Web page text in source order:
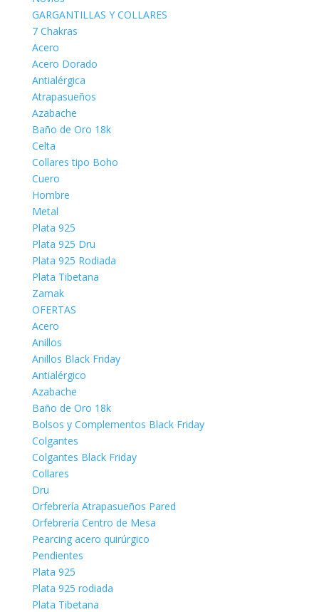
GARGANTILLAS Y COLLARES
7 Chakras
Acero
Acero Dorado
Antialérgica
Atrapasueños
Azabache
Baño de Oro 18k
Celta
Collares tipo Boho
Cuero
Hombre
Metal
Plata 925
Plata 925 Dru
Plata 925 Rodiada
Plata Tibetana
Zamak
OFERTAS
Acero
Anillos
Anillos Black Friday
Antialérgico
Azabache
Baño de Oro 18k
Bolsos y Complementos Black Friday
Colgantes
Colgantes Black Friday
Collares
Dru
Orfebrería Atrapasueños Pared
Orfebrería Centro de Mesa
Pearcing acero quirúrgico
Pendientes
Plata 925
Plata 925 rodiada
Plata Tibetana